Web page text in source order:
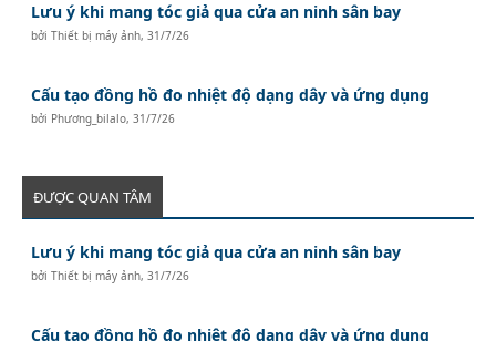
Lưu ý khi mang tóc giả qua cửa an ninh sân bay
bởiThiết bị máy ảnh,31/7/26
Cấu tạo đồng hồ đo nhiệt độ dạng dây và ứng dụng
bởi Phương_bilalo,31/7/26
ĐƯỢC QUAN TÂM
Lưu ý khi mang tóc giả qua cửa an ninh sân bay
bởiThiết bị máy ảnh,31/7/26
Cấu tạo đồng hồ đo nhiệt độ dạng dây và ứng dụng